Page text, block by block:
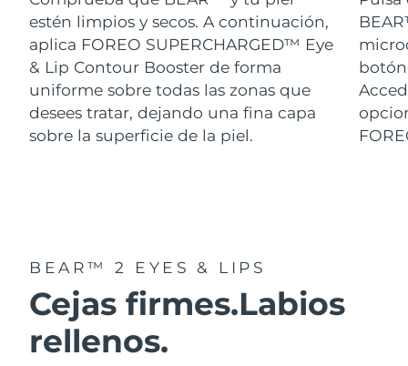
estén limpios y secos. A continuación,
aplica FOREO SUPERCHARGED™ Eye
& Lip Contour Booster de forma
uniforme sobre todas las zonas que
desees tratar, dejando una fina capa
sobre la superficie de la piel.
botón
BEAR™ 2 EYES & LIPS
Cejas firmes.Labios
rellenos.